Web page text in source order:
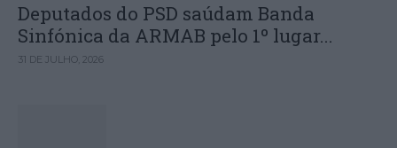
Deputados do PSD saúdam Banda
Sinfónica da ARMAB pelo 1º lugar...
31 DE JULHO, 2026